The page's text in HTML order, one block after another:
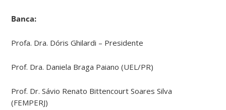
Banca:
Profa. Dra. Dóris Ghilardi – Presidente
Prof. Dra. Daniela Braga Paiano (UEL/PR)
Prof. Dr. Sávio Renato Bittencourt Soares Silva
(FEMPERJ)